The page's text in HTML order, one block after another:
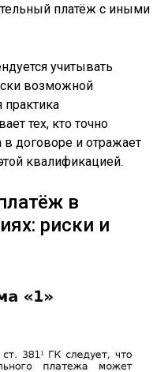
платёж с иными
учитывать
возможной
тех, кто точно
в договоре и отражает
квалификацией.
в
риски и